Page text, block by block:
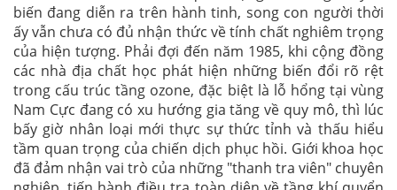
biến đang diễn ra trên hành tinh, song con người thời
ấy vẫn chưa có đủ nhận thức về tính chất nghiêm trọng
của hiện tượng. Phải đợi đến năm 1985, khi cộng đồng
các nhà địa chất học phát hiện những biến đổi rõ rệt
trong cấu trúc tầng ozone, đặc biệt là lỗ hổng tại vùng
Nam Cực đang có xu hướng gia tăng về quy mô, thì lúc
bấy giờ nhân loại mới thực sự thức tỉnh và thấu hiểu
tầm quan trọng của chiến dịch phục hồi. Giới khoa học
đã đảm nhận vai trò của những "thanh tra viên" chuyên